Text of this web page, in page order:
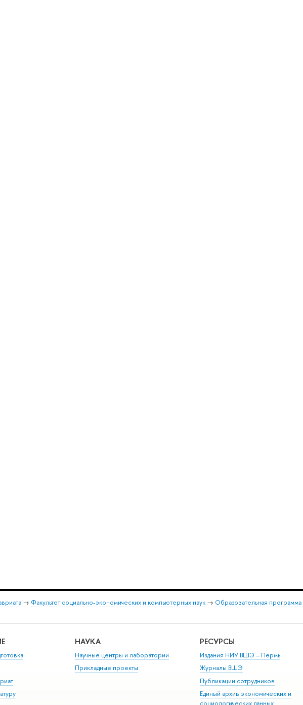
→ Факультет социально-экономических и компьютерных наук→ Образовательная
НАУКА
Научные центры и лаборатории
Прикладные проекты
РЕСУРСЫ
Издания НИУ ВШЭ ­– Пермь
Журналы ВШЭ
Публикации сотрудников
Единый архив экономических и
социологических данных